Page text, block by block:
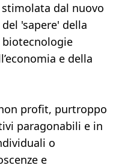
dal nuovo
'sapere' della
biotecnologie
e della
profit, purtroppo
paragonabili e in
o
e